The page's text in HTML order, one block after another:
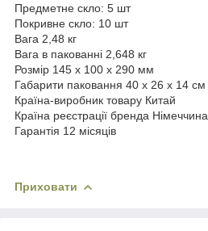
Предметне скло: 5 шт
Покривне скло: 10 шт
Вага 2,48 кг
Вага в пакованні 2,648 кг
Розмір 145 х 100 х 290 мм
Габарити паковання 40 х 26 х 14 см
Країна-виробник товару Китай
Країна реєстрації бренда Німеччина
Гарантія 12 місяців
Приховати